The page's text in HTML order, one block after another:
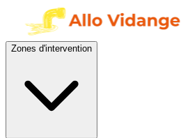
Zones d'intervention